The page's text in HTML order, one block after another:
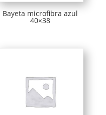
Bayeta microfibra azul
40×38